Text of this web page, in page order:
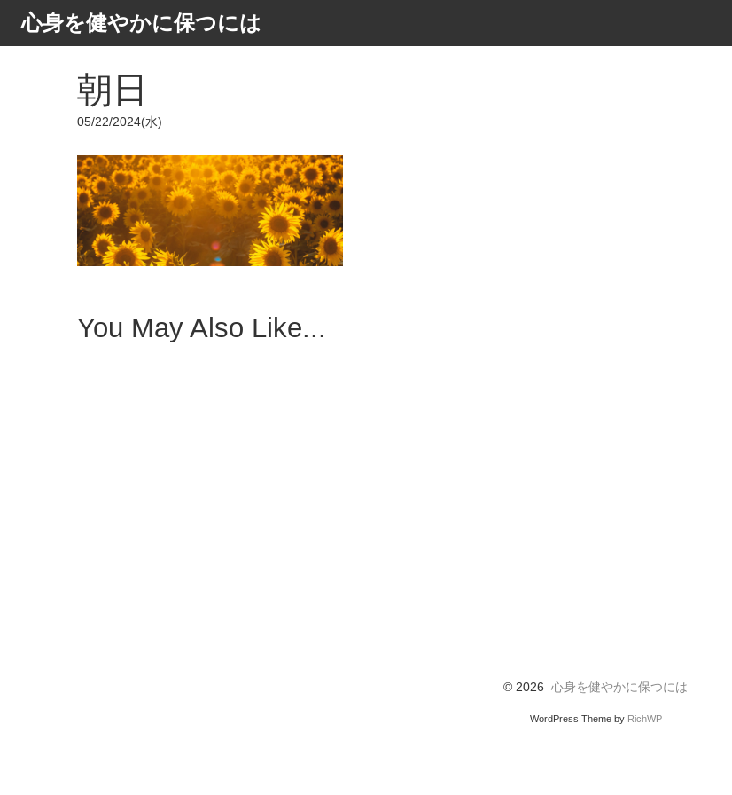
心身を健やかに保つには
朝日
Posted
05/22/2024(水)
You May Also Like...
© 2026 心身を健やかに保つには
WordPress Theme by RichWP